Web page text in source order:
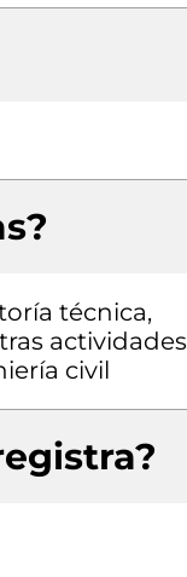
técnica,
actividades
civil